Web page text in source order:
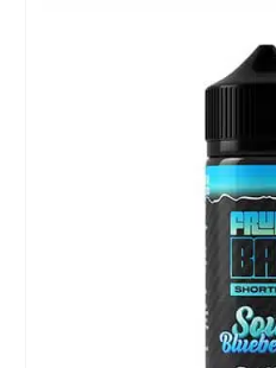
Populära engångsvapes